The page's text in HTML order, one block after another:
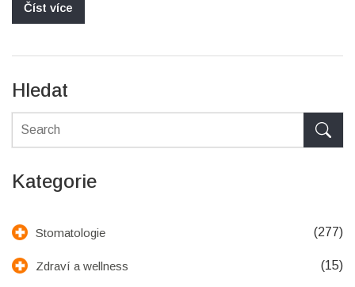
Číst více
Hledat
Kategorie
Stomatologie (277)
Zdraví a wellness (15)